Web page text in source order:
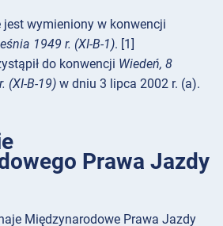
jest wymieniony w konwencji
1949 r. (XI-B-1). [1]
do konwencji Wiedeń, 8
(XI-B-19) w dniu 3 lipca 2002 r. (a).
Prawa Jazdy
Międzynarodowe Prawa Jazdy